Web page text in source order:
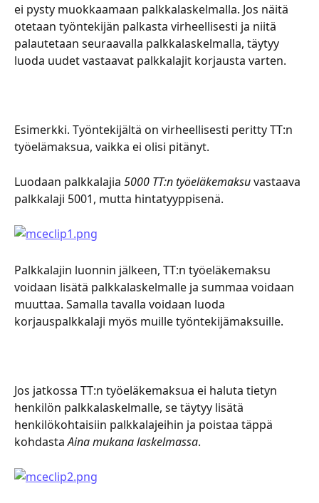
ei pysty muokkaamaan palkkalaskelmalla. Jos näitä
otetaan työntekijän palkasta virheellisesti ja niitä
palautetaan seuraavalla palkkalaskelmalla, täytyy
luoda uudet vastaavat palkkalajit korjausta varten.
Esimerkki. Työntekijältä on virheellisesti peritty TT:n
työelämaksua, vaikka ei olisi pitänyt.
Luodaan palkkalajia 5000 TT:n työeläkemaksu vastaava
palkkalaji 5001, mutta hintatyyppisenä.
Palkkalajin luonnin jälkeen, TT:n työeläkemaksu
voidaan lisätä palkkalaskelmalle ja summaa voidaan
muuttaa. Samalla tavalla voidaan luoda
korjauspalkkalaji myös muille työntekijämaksuille.
Jos jatkossa TT:n työeläkemaksua ei haluta tietyn
henkilön palkkalaskelmalle, se täytyy lisätä
henkilökohtaisiin palkkalajeihin ja poistaa täppä
kohdasta Aina mukana laskelmassa.